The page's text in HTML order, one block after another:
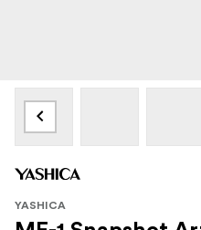
YASHICA